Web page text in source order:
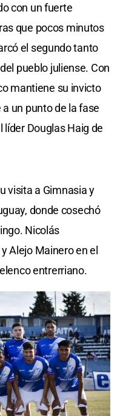
con un fuerte
que pocos minutos
el segundo tanto
pueblo juliense. Con
mantiene su invicto
un punto de la fase
Douglas Haig de
visita a Gimnasia y
donde cosechó
Nicolás
Alejo Mainero en el
entrerriano.